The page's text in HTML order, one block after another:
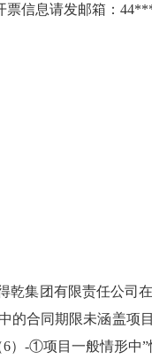
信息请发邮箱：
集团有限责任公司
合同期限未涵盖项
-①项目一般情形中